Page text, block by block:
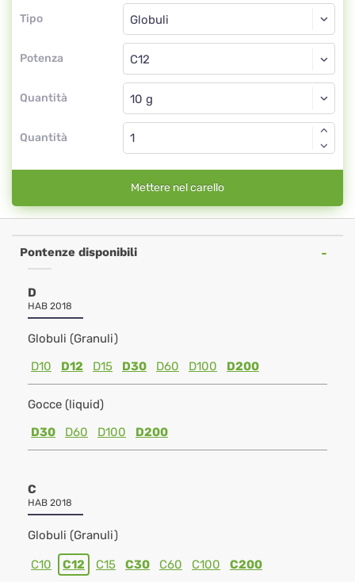
Tipo
Tipo
Potenza
Globuli
C12
Quantità
Globuli
Quantità
Mettere nel carello
Pontenze disponibili
D
HAB 2018
Globuli (Granuli)
D10
D12 D15 D30 D60 D100 D200
Gocce (liquid)
D30
D60 D100 D200
C
HAB 2018
Globuli (Granuli)
C10 C12 C15 C30 C60 C100 C200